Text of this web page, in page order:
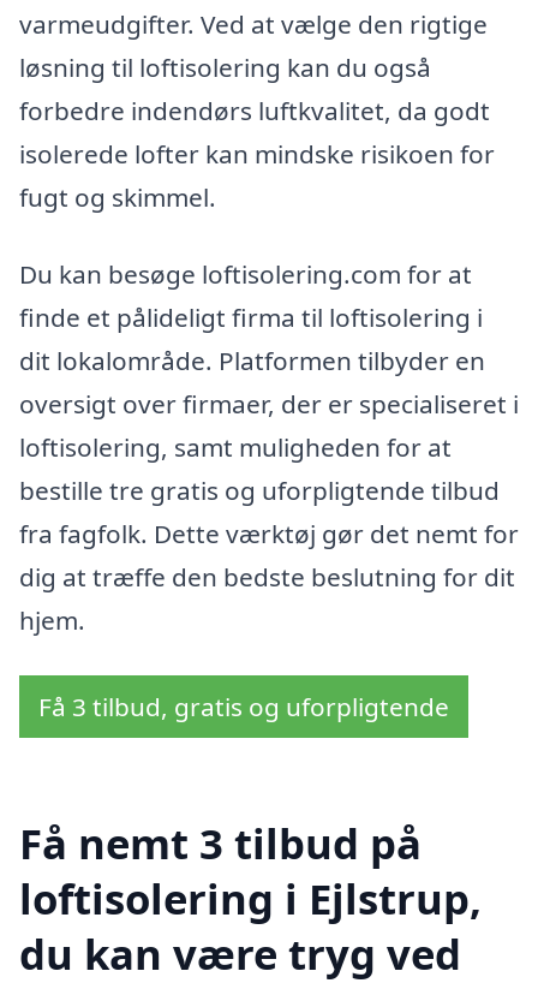
varmeudgifter. Ved at vælge den rigtige
løsning til loftisolering kan du også
forbedre indendørs luftkvalitet, da godt
isolerede lofter kan mindske risikoen for
fugt og skimmel.
Du kan besøge loftisolering.com for at
finde et pålideligt firma til loftisolering i
dit lokalområde. Platformen tilbyder en
oversigt over firmaer, der er specialiseret i
loftisolering, samt muligheden for at
bestille tre gratis og uforpligtende tilbud
fra fagfolk. Dette værktøj gør det nemt for
dig at træffe den bedste beslutning for dit
hjem.
Få 3 tilbud, gratis og uforpligtende
Få nemt 3 tilbud på
loftisolering i Ejlstrup,
du kan være tryg ved